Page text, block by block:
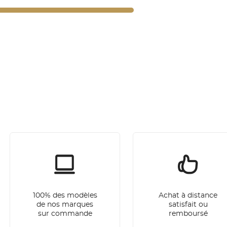
100% des modèles
de nos marques
sur commande
Achat à distance
satisfait ou
remboursé